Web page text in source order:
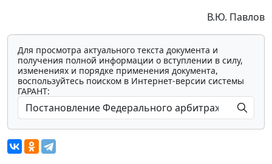
В.Ю. Павлов
Для просмотра актуального текста документа и
получения полной информации о вступлении в силу,
изменениях и порядке применения документа,
воспользуйтесь поиском в Интернет-версии системы
ГАРАНТ: